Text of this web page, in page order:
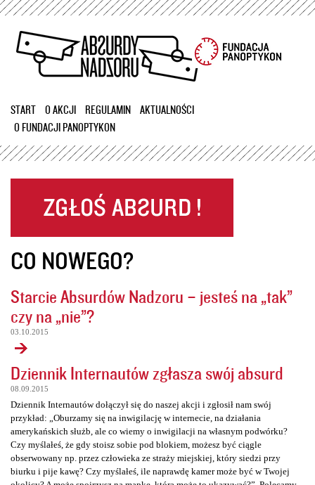
Przejdź
treści
START O AKCJI REGULAMIN
AKTUALNOŚCI
O FUNDACJI PANOPTYKON
CO NOWEGO?
Starcie Absurdów Nadzoru – jesteś na „tak”
czy na „nie”?
03.10.2015
Dziennik Internautów zgłasza swój absurd
08.09.2015
Dziennik Internautów dołączył się do naszej akcji i zgłosił nam swój
przykład: „Oburzamy się na inwigilację w internecie, na działania
amerykańskich służb, ale co wiemy o inwigilacji na własnym podwórku?
Czy myślałeś, że gdy stoisz sobie pod blokiem, możesz być ciągle
obserwowany np. przez człowieka ze straży miejskiej, który siedzi przy
biurku i pije kawę? Czy myślałeś, ile naprawdę kamer może być w Twojej